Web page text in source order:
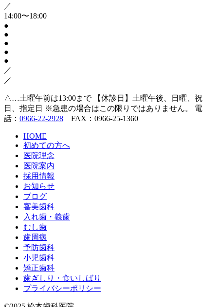
／
14:00〜18:00
●
●
●
●
●
／
／
△…土曜午前は13:00まで
【休診日】土曜午後、日曜、祝
日、指定日 ※急患の場合はこの限りではありません。
電
話： 0966-22-2928 FAX：0966-25-1360
HOME
初めての方へ
医院理念
医院案内
採用情報
お知らせ
ブログ
審美歯科
入れ歯・義歯
むし歯
歯周病
予防歯科
小児歯科
矯正歯科
歯ぎしり・食いしばり
プライバシーポリシー